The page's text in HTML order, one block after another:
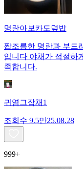
명란아보카도덮밥
짭조름한 명란과 부드
입니다 야채가 적절하
족합니다.
귀염그잡채1
조회수 9.5만25.08.28
999+